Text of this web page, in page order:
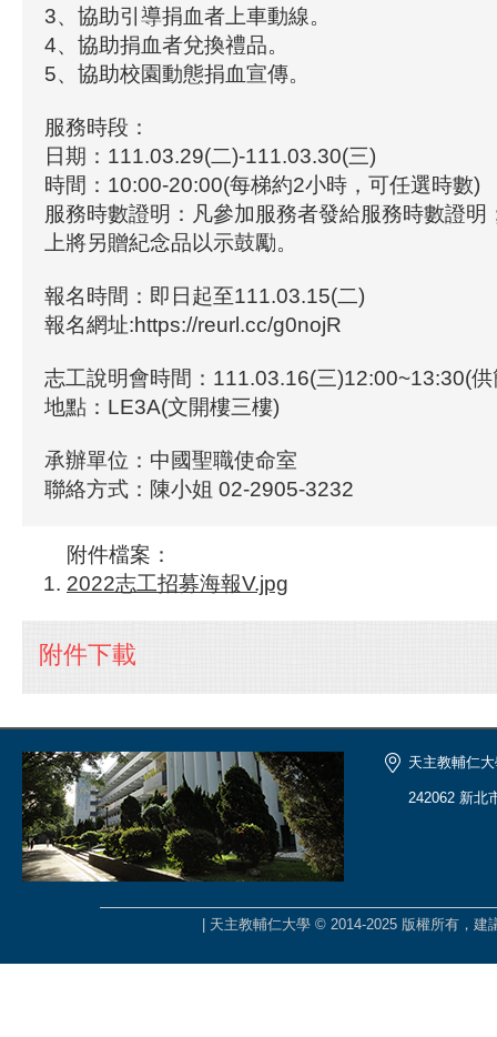
3、協助引導捐血者上車動線。
4、協助捐血者兌換禮品。
5、協助校園動態捐血宣傳。
服務時段：
日期：111.03.29(二)-111.03.30(三)
時間：10:00-20:00(每梯約2小時，可任選時數)
服務時數證明：凡參加服務者發給服務時數證明
上將另贈紀念品以示鼓勵。
報名時間：即日起至111.03.15(二)
報名網址:https://reurl.cc/g0nojR
志工說明會時間：111.03.16(三)12:00~13:30(
地點：LE3A(文開樓三樓)
承辦單位：中國聖職使命室
聯絡方式：陳小姐 02-2905-3232
附件檔案：
2022志工招募海報V.jpg
附件下載
天主教輔仁
242062 新北
| 天主教輔仁大學 © 2014-2025 版權所有，